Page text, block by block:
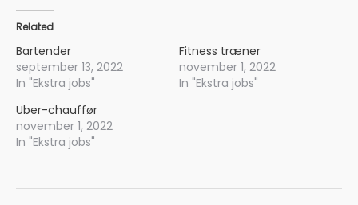
Related
Bartender
september 13, 2022
In "Ekstra jobs"
Fitness træner
november 1, 2022
In "Ekstra jobs"
Uber-chauffør
november 1, 2022
In "Ekstra jobs"